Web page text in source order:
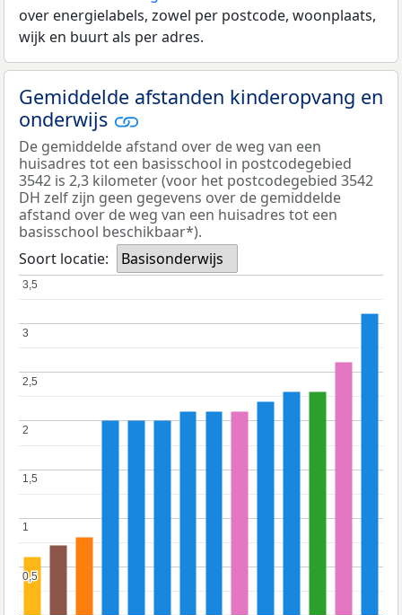
over energielabels, zowel per postcode, woonplaats,
wijk en buurt als per adres.
Gemiddelde afstanden kinderopvang en
onderwijs
De gemiddelde afstand over de weg van een
huisadres tot een basisschool in postcodegebied
3542 is 2,3 kilometer (voor het postcodegebied 3542
DH zelf zijn geen gegevens over de gemiddelde
afstand over de weg van een huisadres tot een
basisschool beschikbaar*).
Soort locatie:
Basisonderwijs
0,5
0,5
1
1
1,5
1,5
2
2
2,5
2,5
3
3
3,5
3,5